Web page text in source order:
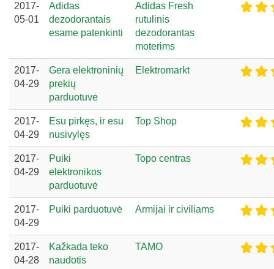
2017-
05-01
Adidas
dezodorantais
esame patenkinti
Adidas Fresh
rutulinis
dezodorantas
moterims
2017-
04-29
Gera elektroninių
prekių
parduotuvė
Elektromarkt
2017-
04-29
Esu pirkęs, ir esu
nusivylęs
Top Shop
2017-
04-29
Puiki
elektronikos
parduotuvė
Topo centras
2017-
04-29
Puiki parduotuvė Armijai ir civiliams
2017-
04-28
Kažkada teko
naudotis
TAMO